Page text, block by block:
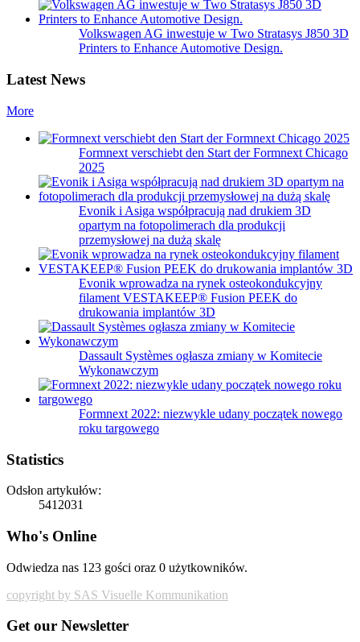
Volkswagen AG inwestuje w Two Stratasys J850 3D
Printers to Enhance Automotive Design.
Latest News
More
Formnext verschiebt den Start der Formnext Chicago
2025
Evonik i Asiga współpracują nad drukiem 3D
opartym na fotopolimerach dla produkcji
przemysłowej na dużą skalę
Evonik wprowadza na rynek osteokondukcyjny
filament VESTAKEEP® Fusion PEEK do
drukowania implantów 3D
Dassault Systèmes ogłasza zmiany w Komitecie
Wykonawczym
Formnext 2022: niezwykle udany początek nowego
roku targowego
Statistics
Odsłon artykułów:
5412031
Who's Online
Odwiedza nas 123 gości oraz 0 użytkowników.
copyright by SAS Visuelle Kommunikation
Get our Newsletter